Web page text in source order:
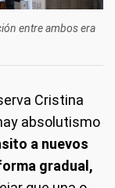
entre ambos era
Cristina
absolutismo
a nuevos
gradual,